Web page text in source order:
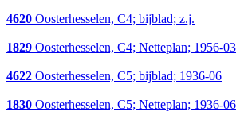
4620 Oosterhesselen, C4; bijblad; z.j.
1829 Oosterhesselen, C4; Netteplan; 1956-03
4622 Oosterhesselen, C5; bijblad; 1936-06
1830 Oosterhesselen, C5; Netteplan; 1936-06